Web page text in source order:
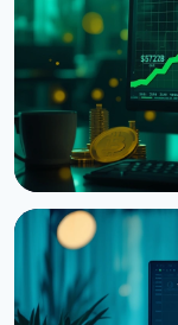
НОВИНА
Ф'ючерси на
Binance